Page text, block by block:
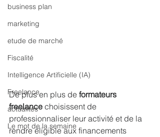
business plan
marketing
etude de marché
Fiscalité
Intelligence Artificielle (IA)
Freelance
actualités
Le mot de la semaine
De plus en plus de formateurs
freelance choisissent de
professionnaliser leur activité et de la
rendre éligible aux financements